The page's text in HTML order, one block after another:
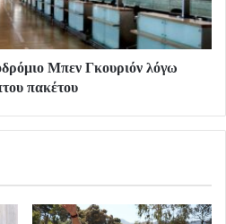
Μπεν Γκουριόν λόγω
πακέτου